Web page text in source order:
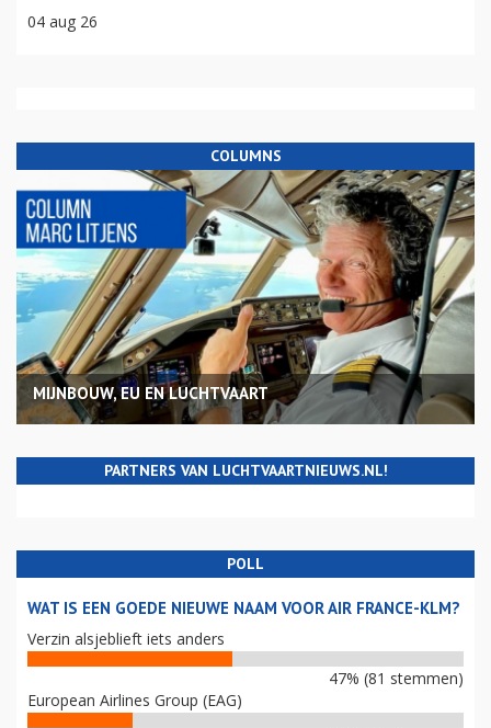
04 aug 26
COLUMNS
MIJNBOUW, EU EN LUCHTVAART
PARTNERS VAN LUCHTVAARTNIEUWS.NL!
POLL
WAT IS EEN GOEDE NIEUWE NAAM VOOR AIR FRANCE-KLM?
Verzin alsjeblieft iets anders
47% (81 stemmen)
European Airlines Group (EAG)